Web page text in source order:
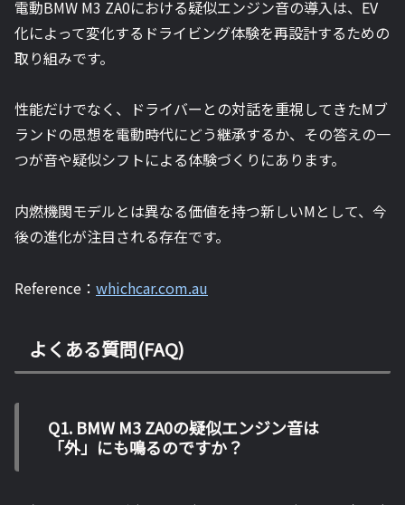
電動BMW M3 ZA0における疑似エンジン音の導入は、EV
化によって変化するドライビング体験を再設計するための
取り組みです。
性能だけでなく、ドライバーとの対話を重視してきたMブ
ランドの思想を電動時代にどう継承するか、その答えの一
つが音や疑似シフトによる体験づくりにあります。
内燃機関モデルとは異なる価値を持つ新しいMとして、今
後の進化が注目される存在です。
Reference： whichcar.com.au
よくある質問(FAQ)
Q1. BMW M3 ZA0の疑似エンジン音は
「外」にも鳴るのですか？